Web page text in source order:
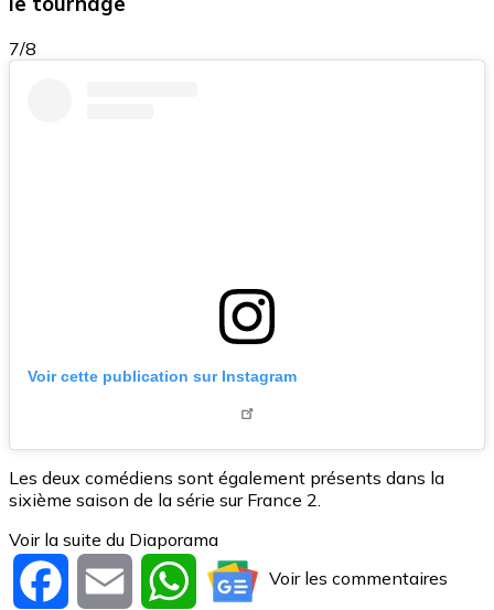
7/8
Voir cette publication sur Instagram
Les deux comédiens sont également présents dans la
sixième saison de la série sur France 2.
Voir la suite du Diaporama
Facebook Email WhatsAppVoir les commentaires